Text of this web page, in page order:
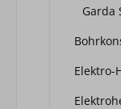
Garda
Elektro-